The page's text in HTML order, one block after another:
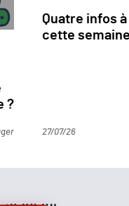
?
Quatre infos
cette semaine
27/07/26